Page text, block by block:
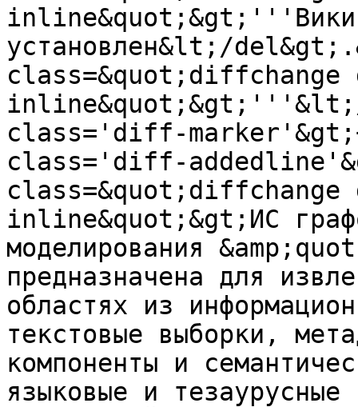
inline&quot;&gt;'''Вики-
установлен&lt;/
class='diff-
class='diff-
inline&quot;&gt;ИС
моделирования
предназначена для
областях из
текстовые выборки,
компоненты и
языковые и